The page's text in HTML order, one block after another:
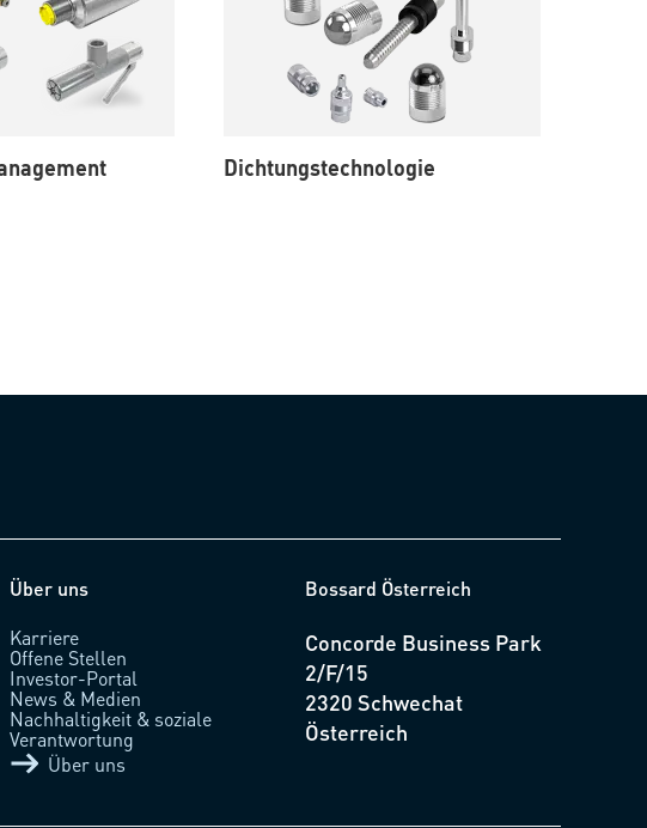
Dichtungstechnologie
Über uns
Karriere
Offene Stellen
Investor-Portal
News & Medien
Nachhaltigkeit & soziale
Verantwortung
Über uns
Bossard Österreich
Concorde Business Park
2/F/15
2320 Schwechat
Österreich